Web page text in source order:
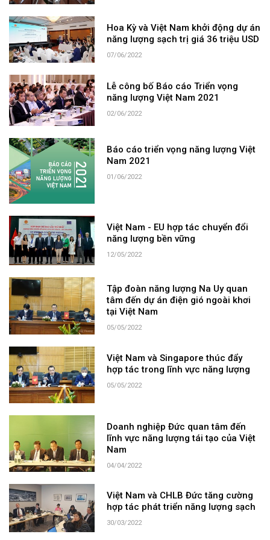
Hoa Kỳ và Việt Nam khởi động dự án
năng lượng sạch trị giá 36 triệu USD
07/06/2022
Lễ công bố Báo cáo Triển vọng
năng lượng Việt Nam 2021
02/06/2022
Báo cáo triển vọng năng lượng Việt
Nam 2021
01/06/2022
Việt Nam - EU hợp tác chuyển đổi
năng lượng bền vững
12/05/2022
Tập đoàn năng lượng Na Uy quan
tâm đến dự án điện gió ngoài khơi
tại Việt Nam
05/05/2022
Việt Nam và Singapore thúc đẩy
hợp tác trong lĩnh vực năng lượng
05/05/2022
Doanh nghiệp Đức quan tâm đến
lĩnh vực năng lượng tái tạo của Việt
Nam
04/04/2022
Việt Nam và CHLB Đức tăng cường
hợp tác phát triển năng lượng sạch
30/03/2022